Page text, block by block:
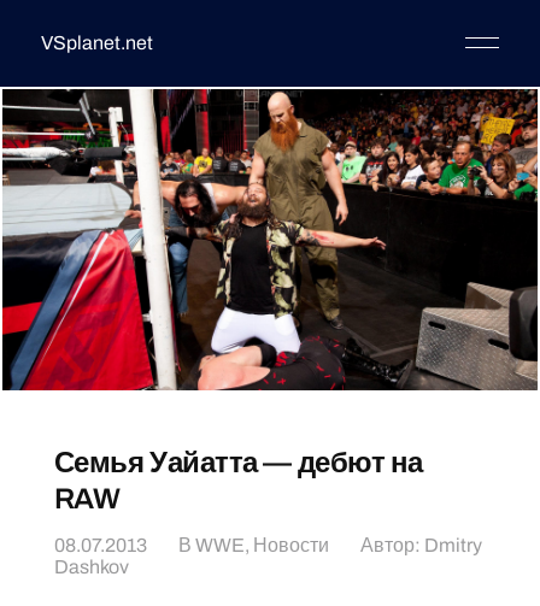
VSplanet.net
Семья Уайатта — дебют на
RAW
08.07.2013 В WWE, Новости Автор: Dmitry
Dashkov